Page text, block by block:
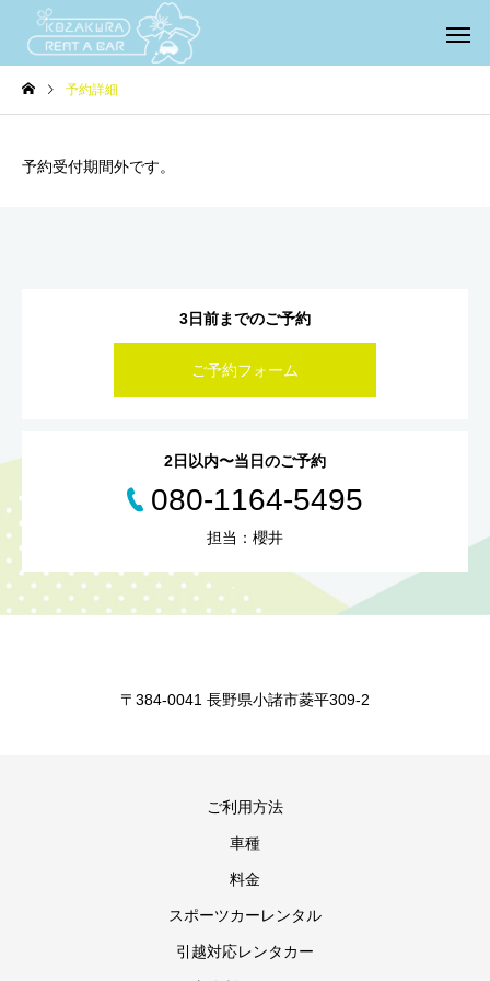
予約詳細
予約受付期間外です。
3日前までのご予約
ご予約フォーム
2日以内〜当日のご予約
080-1164-5495
担当：櫻井
〒384-0041 長野県小諸市菱平309-2
ご利用方法
車種
料金
スポーツカーレンタル
引越対応レンタカー